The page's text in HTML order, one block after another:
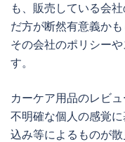
も、販売している会
だ方が断然有意義か
その会社のポリシー
す。
カーケア用品のレビ
不明確な個人の感覚
込み等によるものが